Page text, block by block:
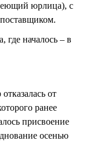
юрлица), с
поставщиком.
где началось – в
от
ранее
присвоение
осенью